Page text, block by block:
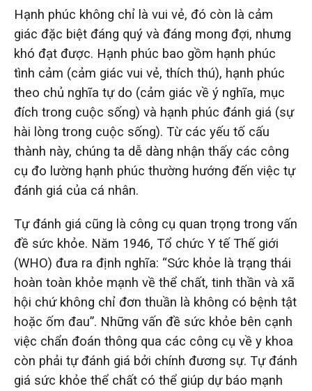
Hạnh phúc không chỉ là vui vẻ, đó còn là cảm
giác đặc biệt đáng quý và đáng mong đợi, nhưng
khó đạt được. Hạnh phúc bao gồm hạnh phúc
tình cảm (cảm giác vui vẻ, thích thú), hạnh phúc
theo chủ nghĩa tự do (cảm giác về ý nghĩa, mục
đích trong cuộc sống) và hạnh phúc đánh giá (sự
hài lòng trong cuộc sống). Từ các yếu tố cấu
thành này, chúng ta dễ dàng nhận thấy các công
cụ đo lường hạnh phúc thường hướng đến việc tự
đánh giá của cá nhân.
Tự đánh giá cũng là công cụ quan trọng trong vấn
đề sức khỏe. Năm 1946, Tổ chức Y tế Thế giới
(WHO) đưa ra định nghĩa: “Sức khỏe là trạng thái
hoàn toàn khỏe mạnh về thể chất, tinh thần và xã
hội chứ không chỉ đơn thuần là không có bệnh tật
hoặc ốm đau”. Những vấn đề sức khỏe bên cạnh
việc chẩn đoán thông qua các công cụ về y khoa
còn phải tự đánh giá bởi chính đương sự. Tự đánh
giá sức khỏe thể chất có thể giúp dự báo mạnh